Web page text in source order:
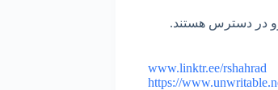
در دسترس هستند.
www.linktr.ee/rshahrad
https://